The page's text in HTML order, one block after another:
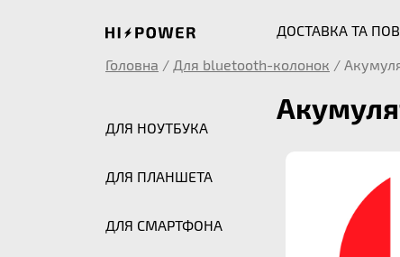
ДОСТАВКА ТА
Головна / Для bluetooth-колонок /
ДЛЯ НОУТБУКА
ДЛЯ ПЛАНШЕТА
ДЛЯ СМАРТФОНА